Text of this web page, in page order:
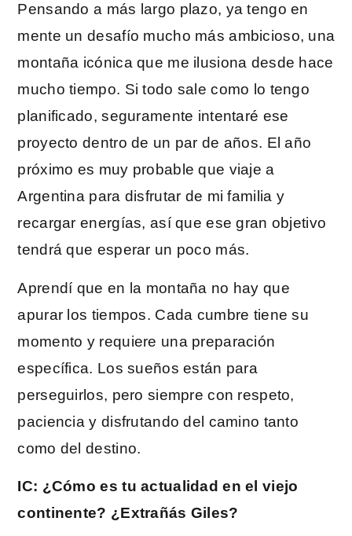
Pensando a más largo plazo, ya tengo en
mente un desafío mucho más ambicioso, una
montaña icónica que me ilusiona desde hace
mucho tiempo. Si todo sale como lo tengo
planificado, seguramente intentaré ese
proyecto dentro de un par de años. El año
próximo es muy probable que viaje a
Argentina para disfrutar de mi familia y
recargar energías, así que ese gran objetivo
tendrá que esperar un poco más.
Aprendí que en la montaña no hay que
apurar los tiempos. Cada cumbre tiene su
momento y requiere una preparación
específica. Los sueños están para
perseguirlos, pero siempre con respeto,
paciencia y disfrutando del camino tanto
como del destino.
IC: ¿Cómo es tu actualidad en el viejo
continente? ¿Extrañás Giles?